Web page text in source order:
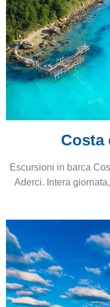
Costa
Escursioni in barca
Aderci. Intera